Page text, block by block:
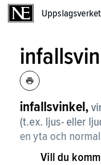
Uppslagsverket
infallsvinkel,
(t.ex. ljus- eller
en yta och
infallspunkten.
Vill du